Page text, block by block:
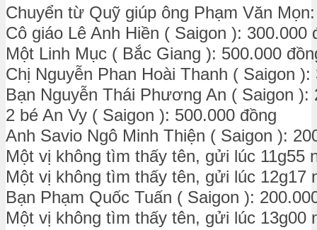
Chuyển từ Quỹ giúp ông Phạm Văn
Cô giáo Lê Anh Hiền ( Saigon ): 300.000
Một Linh Mục ( Bắc Giang ): 500.000
Chị Nguyễn Phan Hoài Thanh ( Saigon ):
Bạn Nguyễn Thái Phương An ( Saigon ):
2 bé An Vy ( Saigon ): 500.000 đồng
Anh Savio Ngô Minh Thiện ( Saigon ):
Một vị không tìm thấy tên, gửi lúc 11g55
Một vị không tìm thấy tên, gửi lúc 12g17
Bạn Phạm Quốc Tuấn ( Saigon ):
Một vị không tìm thấy tên, gửi lúc 13g00